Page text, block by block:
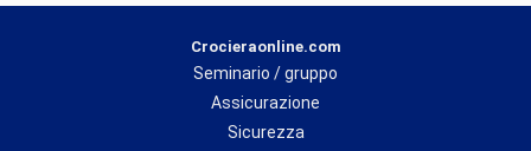
Crocieraonline.com
Seminario / gruppo
Assicurazione
Sicurezza